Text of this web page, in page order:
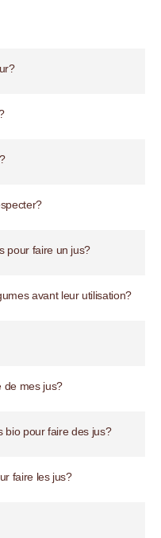
pour faire un jus?
avant leur utilisation?
de mes jus?
bio pour faire des jus?
faire les jus?